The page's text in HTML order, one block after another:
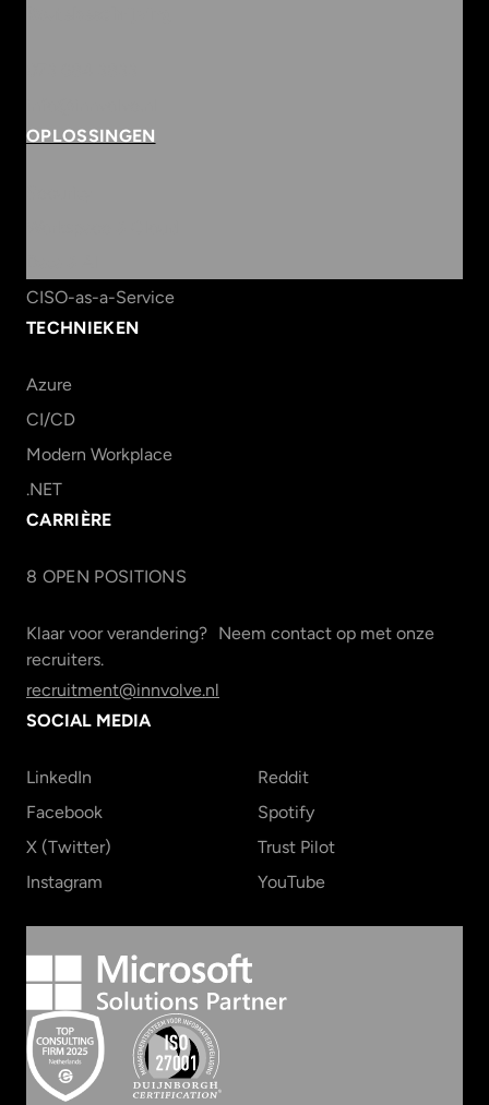
OPLOSSINGEN
CISO-as-a-Service
TECHNIEKEN
Azure
CI/CD
Modern Workplace
.NET
CARRIÈRE
8 OPEN POSITIONS
Klaar voor verandering? Neem contact op met onze
recruiters.
recruitment@innvolve.nl
SOCIAL MEDIA
LinkedIn
Facebook
X (Twitter)
Instagram
Reddit
Spotify
Trust Pilot
YouTube